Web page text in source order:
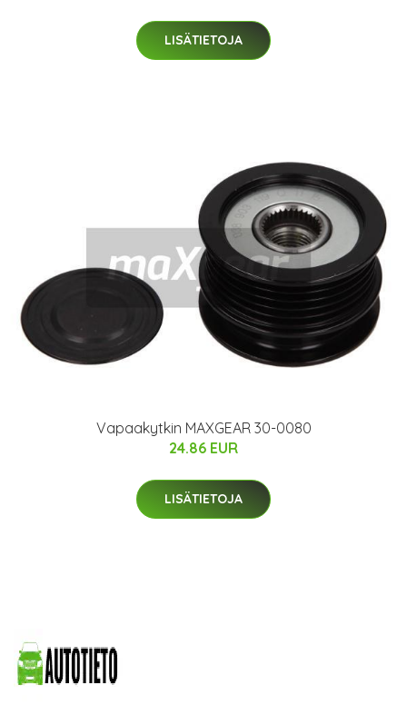
LISÄTIETOJA
Vapaakytkin MAXGEAR 30-0080
24.86 EUR
LISÄTIETOJA